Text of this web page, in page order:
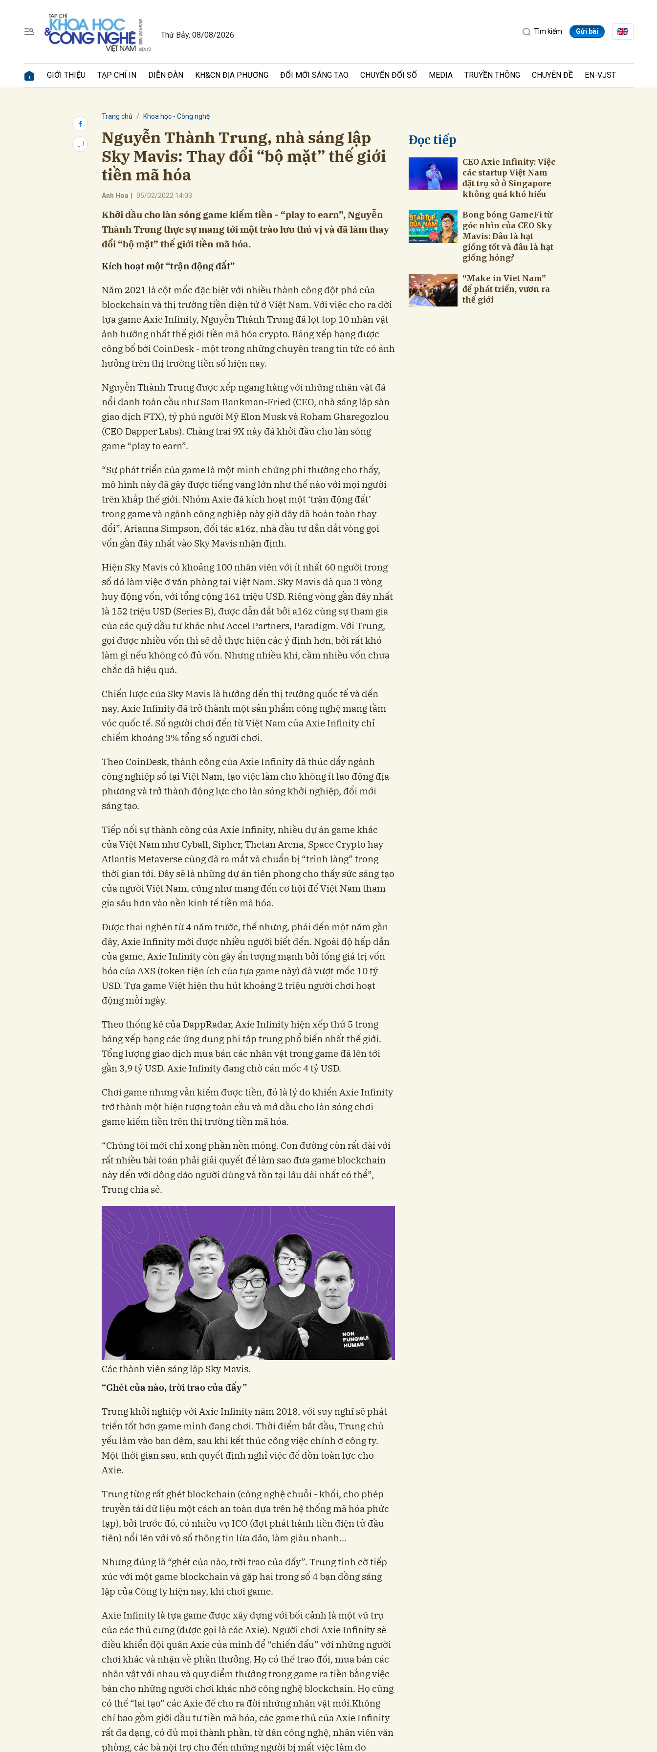
Thứ Bảy, 08/08/2026 Tìm kiếm Gửi bài
GIỚI THIỆU TẠP CHÍ IN DIỄN ĐÀN KH&CN ĐỊA PHƯƠNG ĐỔI MỚI SÁNG TẠO CHUYỂN ĐỔI SỐ MEDIA TRUYỀN THÔNG CHUYÊN ĐỀ EN-VJST
Trang chủ Khoa học - Công nghệ
Nguyễn Thành Trung, nhà sáng lập
Sky Mavis: Thay đổi “bộ mặt” thế giới
tiền mã hóa
Anh Hoa 05/02/2022 14:03
Khởi đầu cho làn sóng game kiếm tiền - “play to earn”, Nguyễn
Thành Trung thực sự mang tới một trào lưu thú vị và đã làm thay
đổi “bộ mặt” thế giới tiền mã hóa.
Kích hoạt một “trận động đất”
Năm 2021 là cột mốc đặc biệt với nhiều thành công đột phá của
blockchain và thị trường tiền điện tử ở Việt Nam. Với việc cho ra đời
tựa game Axie Infinity, Nguyễn Thành Trung đã lọt top 10 nhân vật
ảnh hưởng nhất thế giới tiền mã hóa crypto. Bảng xếp hạng được
công bố bởi CoinDesk - một trong những chuyên trang tin tức có ảnh
hưởng trên thị trường tiền số hiện nay.
Nguyễn Thành Trung được xếp ngang hàng với những nhân vật đã
nổi danh toàn cầu như Sam Bankman-Fried (CEO, nhà sáng lập sàn
giao dịch FTX), tỷ phú người Mỹ Elon Musk và Roham Gharegozlou
(CEO Dapper Labs). Chàng trai 9X này đã khởi đầu cho làn sóng
game “play to earn”.
“Sự phát triển của game là một minh chứng phi thường cho thấy,
mô hình này đã gây được tiếng vang lớn như thế nào với mọi người
trên khắp thế giới. Nhóm Axie đã kích hoạt một ‘trận động đất’
trong game và ngành công nghiệp này giờ đây đã hoàn toàn thay
đổi”, Arianna Simpson, đối tác a16z, nhà đầu tư dẫn dắt vòng gọi
vốn gần đây nhất vào Sky Mavis nhận định.
Hiện Sky Mavis có khoảng 100 nhân viên với ít nhất 60 người trong
số đó làm việc ở văn phòng tại Việt Nam. Sky Mavis đã qua 3 vòng
huy động vốn, với tổng cộng 161 triệu USD. Riêng vòng gần đây nhất
là 152 triệu USD (Series B), được dẫn dắt bởi a16z cùng sự tham gia
của các quỹ đầu tư khác như Accel Partners, Paradigm. Với Trung,
gọi được nhiều vốn thì sẽ dễ thực hiện các ý định hơn, bởi rất khó
làm gì nếu không có đủ vốn. Nhưng nhiều khi, cầm nhiều vốn chưa
chắc đã hiệu quả.
Chiến lược của Sky Mavis là hướng đến thị trường quốc tế và đến
nay, Axie Infinity đã trở thành một sản phẩm công nghệ mang tầm
vóc quốc tế. Số người chơi đến từ Việt Nam của Axie Infinity chỉ
chiếm khoảng 3% tổng số người chơi.
Theo CoinDesk, thành công của Axie Infinity đã thúc đẩy ngành
công nghiệp số tại Việt Nam, tạo việc làm cho không ít lao động địa
phương và trở thành động lực cho làn sóng khởi nghiệp, đổi mới
sáng tạo.
Tiếp nối sự thành công của Axie Infinity, nhiều dự án game khác
của Việt Nam như Cyball, Sipher, Thetan Arena, Space Crypto hay
Atlantis Metaverse cũng đã ra mắt và chuẩn bị “trình làng” trong
thời gian tới. Đây sẽ là những dự án tiên phong cho thấy sức sáng tạo
của người Việt Nam, cũng như mang đến cơ hội để Việt Nam tham
gia sâu hơn vào nền kinh tế tiền mã hóa.
Được thai nghén từ 4 năm trước, thế nhưng, phải đến một năm gần
đây, Axie Infinity mới được nhiều người biết đến. Ngoài độ hấp dẫn
của game, Axie Infinity còn gây ấn tượng mạnh bởi tổng giá trị vốn
hóa của AXS (token tiện ích của tựa game này) đã vượt mốc 10 tỷ
USD. Tựa game Việt hiện thu hút khoảng 2 triệu người chơi hoạt
động mỗi ngày.
Theo thống kê của DappRadar, Axie Infinity hiện xếp thứ 5 trong
bảng xếp hạng các ứng dụng phi tập trung phổ biến nhất thế giới.
Tổng lượng giao dịch mua bán các nhân vật trong game đã lên tới
gần 3,9 tỷ USD. Axie Infinity đang chờ cán mốc 4 tỷ USD.
Chơi game nhưng vẫn kiếm được tiền, đó là lý do khiến Axie Infinity
trở thành một hiện tượng toàn cầu và mở đầu cho làn sóng chơi
game kiếm tiền trên thị trường tiền mã hóa.
“Chúng tôi mới chỉ xong phần nền móng. Con đường còn rất dài với
rất nhiều bài toán phải giải quyết để làm sao đưa game blockchain
này đến với đông đảo người dùng và tồn tại lâu dài nhất có thể”,
Trung chia sẻ.
Các thành viên sáng lập Sky Mavis.
“Ghét của nào, trời trao của đấy”
Trung khởi nghiệp với Axie Infinity năm 2018, với suy nghĩ sẽ phát
triển tốt hơn game mình đang chơi. Thời điểm bắt đầu, Trung chủ
yếu làm vào ban đêm, sau khi kết thúc công việc chính ở công ty.
Một thời gian sau, anh quyết định nghỉ việc để dồn toàn lực cho
Axie.
Trung từng rất ghét blockchain (công nghệ chuỗi - khối, cho phép
truyền tải dữ liệu một cách an toàn dựa trên hệ thống mã hóa phức
tạp), bởi trước đó, có nhiều vụ ICO (đợt phát hành tiền điện tử đầu
tiên) nổi lên với vô số thông tin lừa đảo, làm giàu nhanh...
Nhưng đúng là “ghét của nào, trời trao của đấy”. Trung tình cờ tiếp
xúc với một game blockchain và gặp hai trong số 4 bạn đồng sáng
lập của Công ty hiện nay, khi chơi game.
Axie Infinity là tựa game được xây dựng với bối cảnh là một vũ trụ
của các thú cưng (được gọi là các Axie). Người chơi Axie Infinity sẽ
điều khiển đội quân Axie của mình để “chiến đấu” với những người
chơi khác và nhận về phần thưởng. Họ có thể trao đổi, mua bán các
nhân vật với nhau và quy điểm thưởng trong game ra tiền bằng việc
bán cho những người chơi khác nhờ công nghệ blockchain. Họ cũng
có thể “lai tạo” các Axie để cho ra đời những nhân vật mới.Không
chỉ bao gồm giới đầu tư tiền mã hóa, các game thủ của Axie Infinity
rất đa dạng, có đủ mọi thành phần, từ dân công nghệ, nhân viên văn
phòng, các bà nội trợ cho đến những người bị mất việc làm do
Đọc tiếp
CEO Axie Infinity: Việc
các startup Việt Nam
đặt trụ sở ở Singapore
không quá khó hiểu
Bong bóng GameFi từ
góc nhìn của CEO Sky
Mavis: Đâu là hạt
giống tốt và đâu là hạt
giống hỏng?
“Make in Viet Nam”
để phát triển, vươn ra
thế giới
Gửi